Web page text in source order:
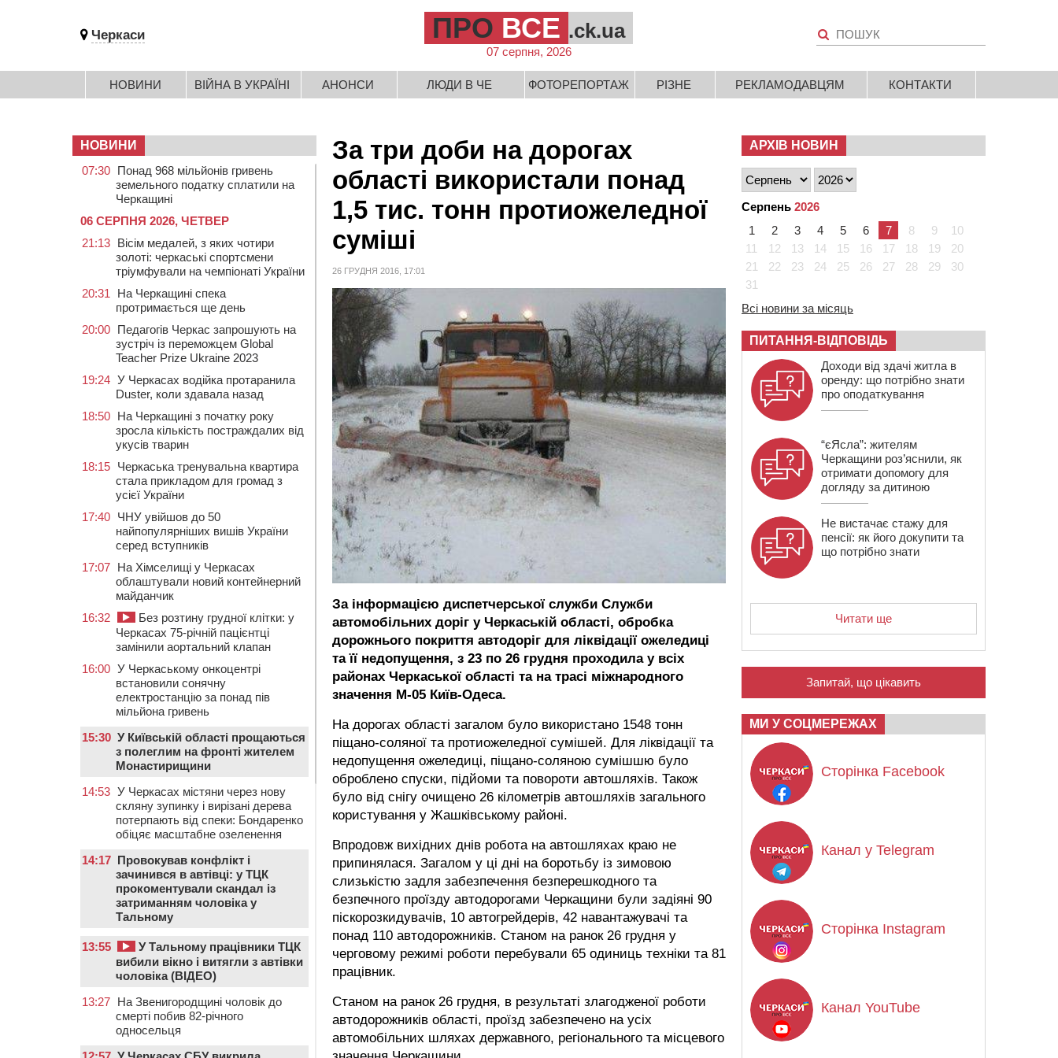
Черкаси ПРО ВСЕ .ck.ua
07 серпня, 2026
НОВИНИ ВІЙНА В УКРАЇНІ АНОНСИ ЛЮДИ В ЧЕ ФОТОРЕПОРТАЖ РІЗНЕ РЕКЛАМОДАВЦЯМ КОНТАКТИ
За три доби на дорогах
області використали понад
1,5 тис. тонн протиожеледної
суміші
26 ГРУДНЯ 2016, 17:01
За інформацією диспетчерської служби Служби
автомобільних доріг у Черкаській області, обробка
дорожнього покриття автодоріг для ліквідації ожеледиці
та її недопущення, з 23 по 26 грудня проходила у всіх
районах Черкаської області та на трасі міжнародного
значення М-05 Київ-Одеса.
На дорогах області загалом було використано 1548 тонн
піщано-соляної та протиожеледної сумішей. Для ліквідації та
недопущення ожеледиці, піщано-соляною сумішшю було
оброблено спуски, підйоми та повороти автошляхів. Також
було від снігу очищено 26 кілометрів автошляхів загального
користування у Жашківському районі.
Впродовж вихідних днів робота на автошляхах краю не
припинялася. Загалом у ці дні на боротьбу із зимовою
слизькістю задля забезпечення безперешкодного та
безпечного проїзду автодорогами Черкащини були задіяні 90
піскорозкидувачів, 10 автогрейдерів, 42 навантажувачі та
понад 110 автодорожників. Станом на ранок 26 грудня у
черговому режимі роботи перебували 65 одиниць техніки та 81
працівник.
Станом на ранок 26 грудня, в результаті злагодженої роботи
автодорожників області, проїзд забезпечено на усіх
автомобільних шляхах державного, регіонального та місцевого
НОВИНИ
07:30 Понад 968 мільйонів гривень
земельного податку сплатили на
Черкащині
06 СЕРПНЯ 2026, ЧЕТВЕР
21:13 Вісім медалей, з яких чотири
золоті: черкаські спортсмени
тріумфували на чемпіонаті України
20:31
На Черкащині спека
протримається ще день
20:00 Педагогів Черкас запрошують на
зустріч із переможцем Global
Teacher Prize Ukraine 2023
19:24 У Черкасах водійка протаранила
Duster, коли здавала назад
18:50 На Черкащині з початку року
зросла кількість постраждалих від
укусів тварин
18:15 Черкаська тренувальна квартира
стала прикладом для громад з
усієї України
17:40 ЧНУ увійшов до 50
найпопулярніших вишів України
серед вступників
17:07 На Хімселищі у Черкасах
облаштували новий контейнерний
майданчик
16:32
Без розтину грудної клітки: у
Черкасах 75-річній пацієнтці
замінили аортальний клапан
16:00 У Черкаському онкоцентрі
встановили сонячну
електростанцію за понад пів
мільйона гривень
15:30 У Київській області прощаються
з полеглим на фронті жителем
Монастирищини
14:53 У Черкасах містяни через нову
скляну зупинку і вирізані дерева
потерпають від спеки: Бондаренко
обіцяє масштабне озеленення
14:17 Провокував конфлікт і
зачинився в автівці: у ТЦК
прокоментували скандал із
затриманням чоловіка у
Тальному
13:55
У Тальному працівники ТЦК
вибили вікно і витягли з автівки
чоловіка (ВІДЕО)
13:27 На Звенигородщині чоловік до
смерті побив 82-річного
односельця
АРХІВ НОВИН
Серпень 2026
1
2 3 4 5 6 7 8 9
10
11
12 13 14 15 16 17 18 19
20
21
22 23 24 25 26 27 28 29
30
31
Всі новини за місяць
ПИТАННЯ-ВІДПОВІДЬ
Доходи від здачі житла в
оренду: що потрібно знати
про оподаткування
“єЯсла”: жителям
Черкащини роз’яснили, як
отримати допомогу для
догляду за дитиною
Не вистачає стажу для
пенсії: як його докупити та
що потрібно знати
Читати ще
Запитай, що цікавить
МИ У СОЦМЕРЕЖАХ
Сторінка Facebook
Канал у Telegram
Сторінка Instagram
Канал YouTube